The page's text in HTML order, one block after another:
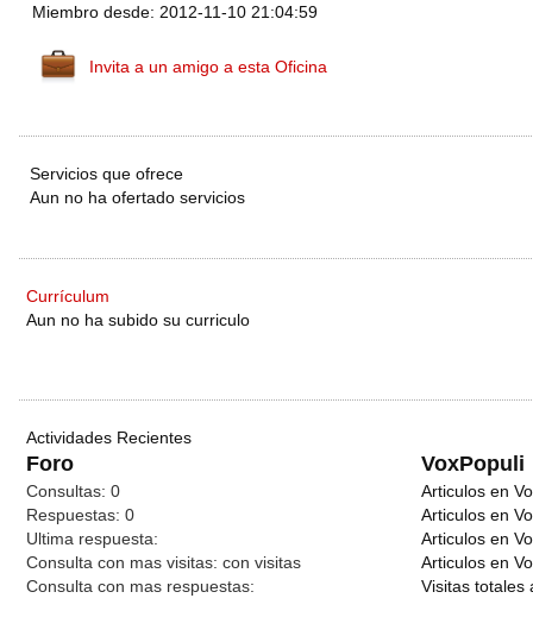
Miembro desde: 2012-11-10 21:04:59
Invita a un amigo a esta Oficina
Servicios que ofrece
Aun no ha ofertado servicios
Currículum
Aun no ha subido su curriculo
Actividades Recientes
Foro VoxPopuli
Consultas: 0
Respuestas: 0
Ultima respuesta:
Consulta con mas visitas: con visitas
Consulta con mas respuestas:
Articulos en
Articulos en
Articulos en
Articulos en
Visitas totales